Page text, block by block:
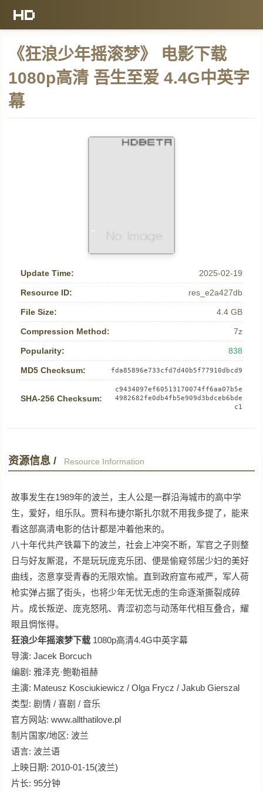
《狂浪少年摇滚梦》 电影下载
1080p高清 吾生至爱 4.4G中英字
幕
Update Time: 2025-02-19
Resource ID: res_e2a427db
File Size: 4.4 GB
Compression Method: 7z
Popularity: 838
MD5 Checksum: fda85896e733cfd7d40b5f77910dbcd9
SHA-256 Checksum:
c9434097ef60513170074ff6aa07b5e
4982682fe0db4fb5e909d3bdceb6bde
c1
资源信息 / Resource Information
故事发生在1989年的波兰，主人公是一群沿海城市的高中学
生，爱好，组乐队。贾科布捷尔斯扎尔就不用我多提了，能来
看这部高清电影的估计都是冲着他来的。
八十年代共产铁幕下的波兰，社会上冲突不断，军官之子则整
日与好友厮混，不是玩玩庞克乐团、便是偷窥邻居少妇的美好
曲线，恣意享受青春的无限欢愉。直到政府宣布戒严，军人荷
枪实弹占据了街头，也将少年无忧无虑的生命逐渐撕裂成碎
片。成长叛逆、庞克怒吼、青涩初恋与动荡年代相互叠合，耀
眼且惆怅得。
狂浪少年摇滚梦下载 1080p高清4.4G中英字幕
导演: Jacek Borcuch
编剧: 雅泽克·鲍勒祖赫
主演: Mateusz Kosciukiewicz / Olga Frycz / Jakub Gierszal
类型: 剧情 / 喜剧 / 音乐
官方网站: www.allthatilove.pl
制片国家/地区: 波兰
语言: 波兰语
上映日期: 2010-01-15(波兰)
片长: 95分钟